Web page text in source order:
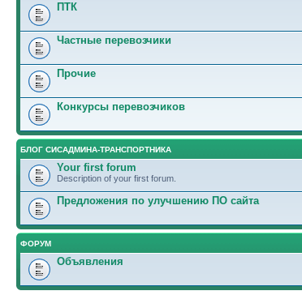
ПТК
Частные перевозчики
Прочие
Конкурсы перевозчиков
БЛОГ СИСАДМИНА-ТРАНСПОРТНИКА
Your first forum
Description of your first forum.
Предложения по улучшению ПО сайта
ФОРУМ
Объявления